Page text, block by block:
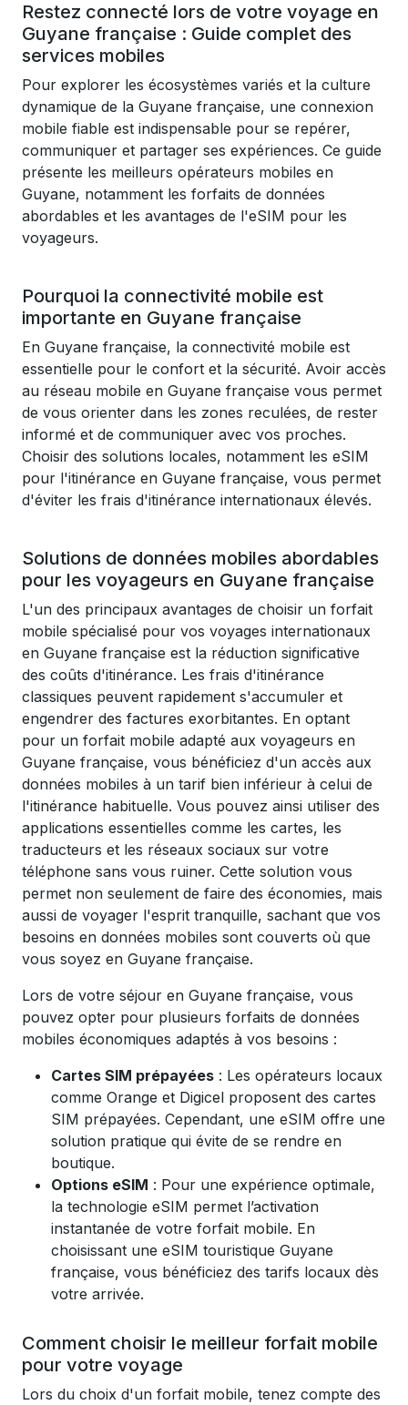
Restez connecté lors de votre voyage en
Guyane française : Guide complet des
services mobiles
Pour explorer les écosystèmes variés et la culture
dynamique de la Guyane française, une connexion
mobile fiable est indispensable pour se repérer,
communiquer et partager ses expériences. Ce guide
présente les meilleurs opérateurs mobiles en
Guyane, notamment les forfaits de données
abordables et les avantages de l'eSIM pour les
voyageurs.
Pourquoi la connectivité mobile est
importante en Guyane française
En Guyane française, la connectivité mobile est
essentielle pour le confort et la sécurité. Avoir accès
au réseau mobile en Guyane française vous permet
de vous orienter dans les zones reculées, de rester
informé et de communiquer avec vos proches.
Choisir des solutions locales, notamment les eSIM
pour l'itinérance en Guyane française, vous permet
d'éviter les frais d'itinérance internationaux élevés.
Solutions de données mobiles abordables
pour les voyageurs en Guyane française
L'un des principaux avantages de choisir un forfait
mobile spécialisé pour vos voyages internationaux
en Guyane française est la réduction significative
des coûts d'itinérance. Les frais d'itinérance
classiques peuvent rapidement s'accumuler et
engendrer des factures exorbitantes. En optant
pour un forfait mobile adapté aux voyageurs en
Guyane française, vous bénéficiez d'un accès aux
données mobiles à un tarif bien inférieur à celui de
l'itinérance habituelle. Vous pouvez ainsi utiliser des
applications essentielles comme les cartes, les
traducteurs et les réseaux sociaux sur votre
téléphone sans vous ruiner. Cette solution vous
permet non seulement de faire des économies, mais
aussi de voyager l'esprit tranquille, sachant que vos
besoins en données mobiles sont couverts où que
vous soyez en Guyane française.
Lors de votre séjour en Guyane française, vous
pouvez opter pour plusieurs forfaits de données
mobiles économiques adaptés à vos besoins :
Cartes SIM prépayées : Les opérateurs locaux
comme Orange et Digicel proposent des cartes
SIM prépayées. Cependant, une eSIM offre une
solution pratique qui évite de se rendre en
boutique.
Options eSIM : Pour une expérience optimale,
la technologie eSIM permet l’activation
instantanée de votre forfait mobile. En
choisissant une eSIM touristique Guyane
française, vous bénéficiez des tarifs locaux dès
votre arrivée.
Comment choisir le meilleur forfait mobile
pour votre voyage
Lors du choix d'un forfait mobile, tenez compte des